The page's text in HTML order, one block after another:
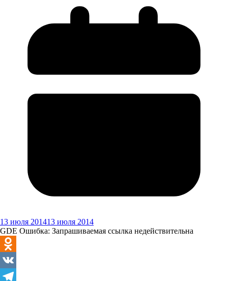
13 июля 201413 июля 2014
GDE Ошибка: Запрашиваемая ссылка недействительна
Odnoklassniki
VK